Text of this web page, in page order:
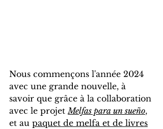
Nous commençons l'année 2024
avec une grande nouvelle, à
savoir que grâce à la collaboration
avec le projet Melfas para un sueño,
et au paquet de melfa et de livres